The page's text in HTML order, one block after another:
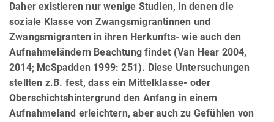
Daher existieren nur wenige Studien, in denen die
soziale Klasse von Zwangsmigrantinnen und
Zwangsmigranten in ihren Herkunfts- wie auch den
Aufnahmeländern Beachtung findet (Van Hear 2004,
2014; McSpadden 1999: 251). Diese Untersuchungen
stellten z.B. fest, dass ein Mittelklasse- oder
Oberschichtshintergrund den Anfang in einem
Aufnahmeland erleichtern, aber auch zu Gefühlen von